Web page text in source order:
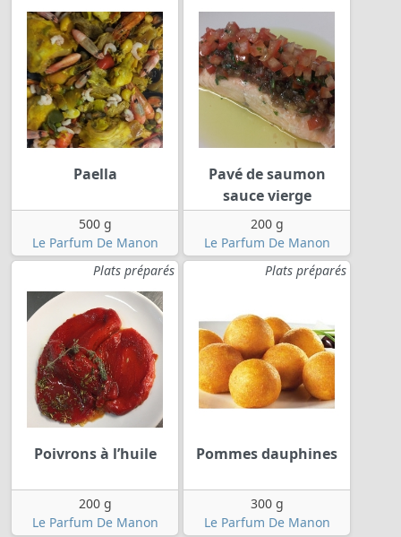
Paella
500 g
Le Parfum De Manon
Pavé de saumon
sauce vierge
200 g
Le Parfum De Manon
Plats préparés
Poivrons à l’huile
200 g
Le Parfum De Manon
Plats préparés
Pommes dauphines
300 g
Le Parfum De Manon